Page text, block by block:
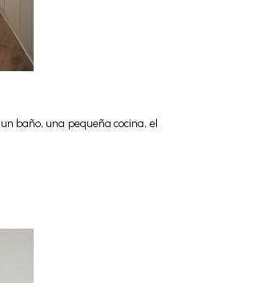
baño, una pequeña cocina, el